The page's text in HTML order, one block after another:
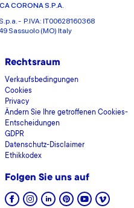
CORONA S.P.A.
S.p.a. - P.IVA: IT00628160368
Sassuolo (MO) Italy
Rechtsraum
Verkaufsbedingungen
Cookies
Privacy
Ändern Sie Ihre getroffenen Cookies-
Entscheidungen
GDPR
Datenschutz-Disclaimer
Ethikkodex
Folgen Sie uns auf